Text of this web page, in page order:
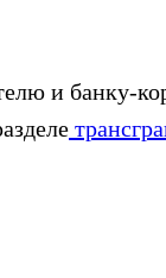
и банку-